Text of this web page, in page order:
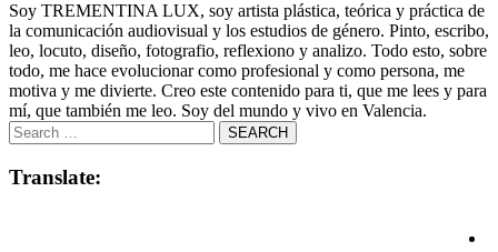
Soy TREMENTINA LUX, soy artista plástica, teórica y práctica de
la comunicación audiovisual y los estudios de género. Pinto, escribo,
leo, locuto, diseño, fotografio, reflexiono y analizo. Todo esto, sobre
todo, me hace evolucionar como profesional y como persona, me
motiva y me divierte. Creo este contenido para ti, que me lees y para
mí, que también me leo. Soy del mundo y vivo en Valencia.
Translate: